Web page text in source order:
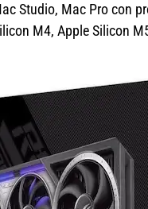
Studio, Mac Pro con
M4, Apple Silicon